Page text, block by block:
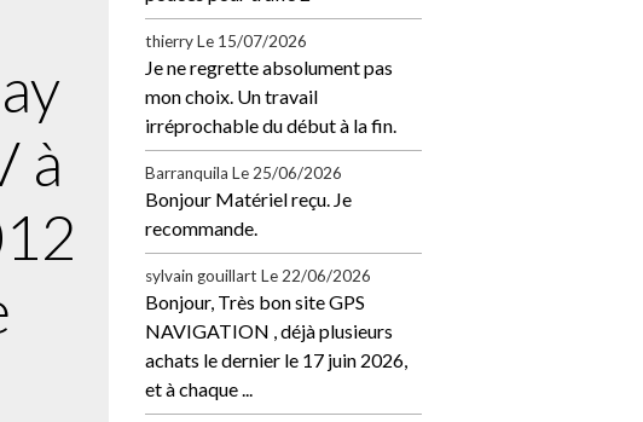
à
thierry Le 15/07/2026
Je ne regrette absolument pas
mon choix. Un travail
irréprochable du début à la fin.
Barranquila Le 25/06/2026
Bonjour Matériel reçu. Je
recommande.
sylvain gouillart Le 22/06/2026
Bonjour, Très bon site GPS
NAVIGATION , déjà plusieurs
achats le dernier le 17 juin 2026,
et à chaque ...